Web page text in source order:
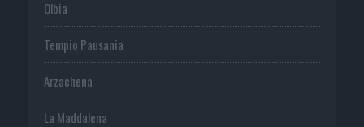
Olbia
Tempio Pausania
Arzachena
La Maddalena